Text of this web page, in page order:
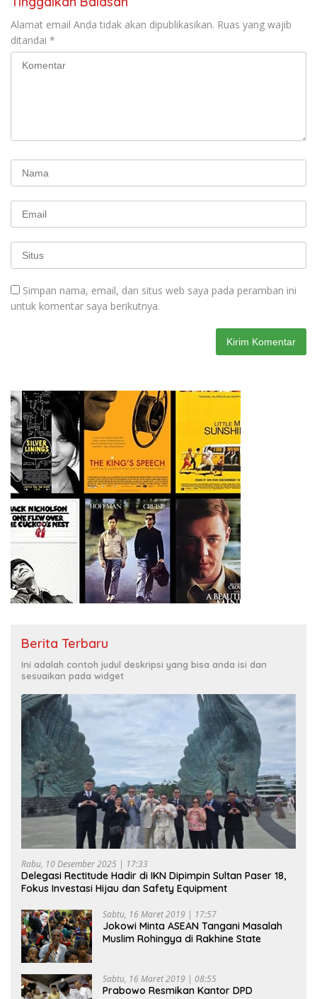
Alamat email Anda tidak akan dipublikasikan. Ruas yang wajib
ditandai *
Simpan nama, email, dan situs web saya pada peramban ini
untuk komentar saya berikutnya.
Berita Terbaru
Ini adalah contoh judul deskripsi yang bisa anda isi dan
sesuaikan pada widget
Rabu, 10 Desember 2025 | 17:33
Delegasi Rectitude Hadir di IKN Dipimpin Sultan Paser 18,
Fokus Investasi Hijau dan Safety Equipment
Sabtu, 16 Maret 2019 | 17:57
Jokowi Minta ASEAN Tangani Masalah
Muslim Rohingya di Rakhine State
Sabtu, 16 Maret 2019 | 08:55
Prabowo Resmikan Kantor DPD